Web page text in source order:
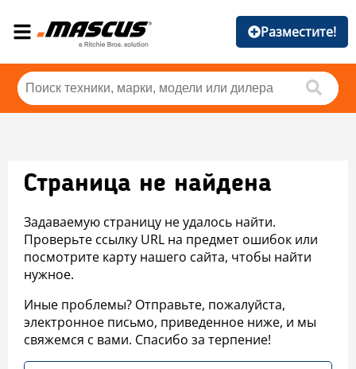
Разместите!
Страница не найдена
Задаваемую страницу не удалось найти.
Проверьте ссылку URL на предмет ошибок или
посмотрите карту нашего сайта, чтобы найти
нужное.
Иные проблемы? Отправьте, пожалуйста,
электронное письмо, приведенное ниже, и мы
свяжемся с вами. Спасибо за терпение!